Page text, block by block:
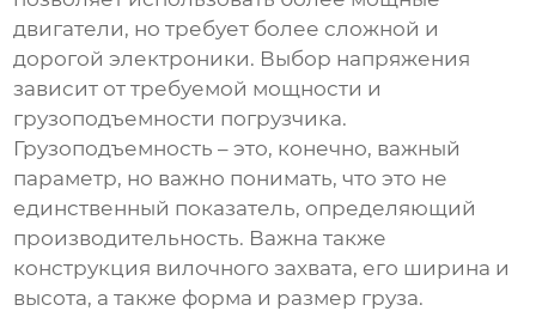
двигатели, но требует более сложной и
дорогой электроники. Выбор напряжения
зависит от требуемой мощности и
грузоподъемности погрузчика.
Грузоподъемность – это, конечно, важный
параметр, но важно понимать, что это не
единственный показатель, определяющий
производительность. Важна также
конструкция вилочного захвата, его ширина и
высота, а также форма и размер груза.